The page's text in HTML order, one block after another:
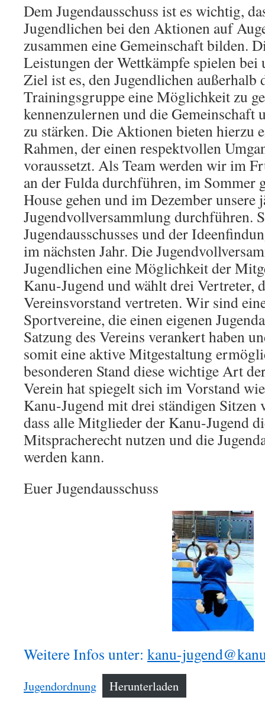
Dem Jugendausschuss ist es wichtig,
Jugendlichen bei den Aktionen auf
zusammen eine Gemeinschaft bilden.
Leistungen der Wettkämpfe spielen bei
Ziel ist es, den Jugendlichen außerhalb
Trainingsgruppe eine Möglichkeit zu
kennenzulernen und die Gemeinschaft
zu stärken. Die Aktionen bieten hierzu
Rahmen, der einen respektvollen
voraussetzt. Als Team werden wir im
an der Fulda durchführen, im Sommer
House gehen und im Dezember unsere
Jugendvollversammlung durchführen.
Jugendausschusses und der
im nächsten Jahr. Die
Jugendlichen eine Möglichkeit der
Kanu-Jugend und wählt drei Vertreter,
Vereinsvorstand vertreten. Wir sind
Sportvereine, die einen eigenen
Satzung des Vereins verankert haben
somit eine aktive Mitgestaltung
besonderen Stand diese wichtige Art
Verein hat spiegelt sich im Vorstand
Kanu-Jugend mit drei ständigen
dass alle Mitglieder der Kanu-Jugend
Mitspracherecht nutzen und die
werden kann.
Euer Jugendausschuss
Weitere Infos unter: kanu-
Jugendordnung Herunterladen